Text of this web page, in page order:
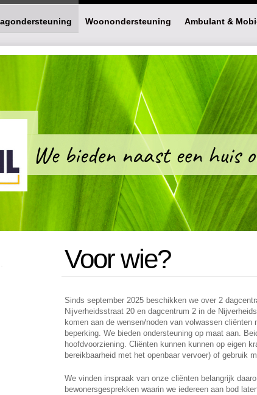
Woonondersteuning Ambulant &
Voor wie?
Sinds september 2025 beschikken we over 2
Nijverheidsstraat 20 en dagcentrum 2 in de
komen aan de wensen/noden van volwassen
beperking. We bieden ondersteuning op maat aan.
hoofdvoorziening. Cliënten kunnen kunnen op eigen
bereikbaarheid met het openbaar vervoer) of gebruik
We vinden inspraak van onze cliënten belangrijk
bewonersgesprekken waarin we iedereen aan bod